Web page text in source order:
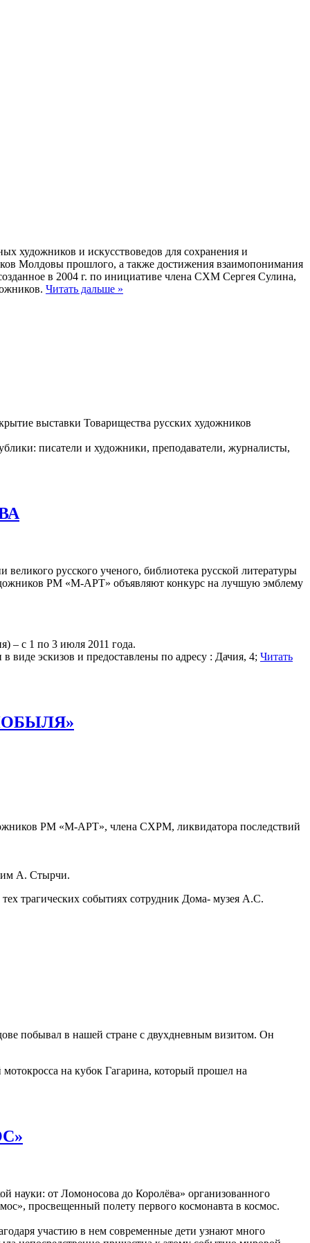
художников и искусствоведов для сохранения и
Молдовы прошлого, а также достижения взаимопонимания
в 2004 г. по инициативе члена СХМ Сергея Сулина,
Читать дальше »
выставки Товарищества русских художников
писатели и художники, преподаватели, журналисты,
русского ученого, библиотека русской литературы
РМ «М-АРТ» объявляют конкурс на лучшую эмблему
– с 1 по 3 июля 2011 года.
виде эскизов и предоставлены по адресу : Дачия, 4; Читать
РМ «М-АРТ», члена СХРМ, ликвидатора последствий
им А. Стырчи.
трагических событиях сотрудник Дома- музея А.С.
побывал в нашей стране с двухдневным визитом. Он
на кубок Гагарина, который прошел на
науки: от Ломоносова до Королёва» организованного
просвещенный полету первого космонавта в космос.
участию в нем современные дети узнают много